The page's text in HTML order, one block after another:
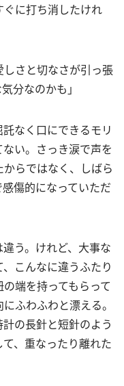
に打ち消したけれ
しさと切なさが引っ張
分なのかも」
なく口にできるモリ
い。さっき涙で声を
らではなく、しばら
傷的になっていただ
う。けれど、大事な
こんなに違うふたり
端を持ってもらって
ふわふわと漂える。
の長針と短針のよう
、重なったり離れた